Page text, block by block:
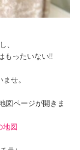
、
もったいない!!
せ。
図ページが開きま
地図